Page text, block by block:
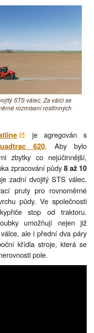
STS válec. Za válci se
rozmísení rostlinných
je agregován s
620. Aby bylo
zbytky co nejúčinnější,
zpracování půdy8 až 10
zadní dvojitý STS válec.
pruty pro rovnoměrné
půdy. Ve společnosti
stop od traktoru.
umožňují nejen již
ale i přední dva páry
křídla stroje, která se
pole.